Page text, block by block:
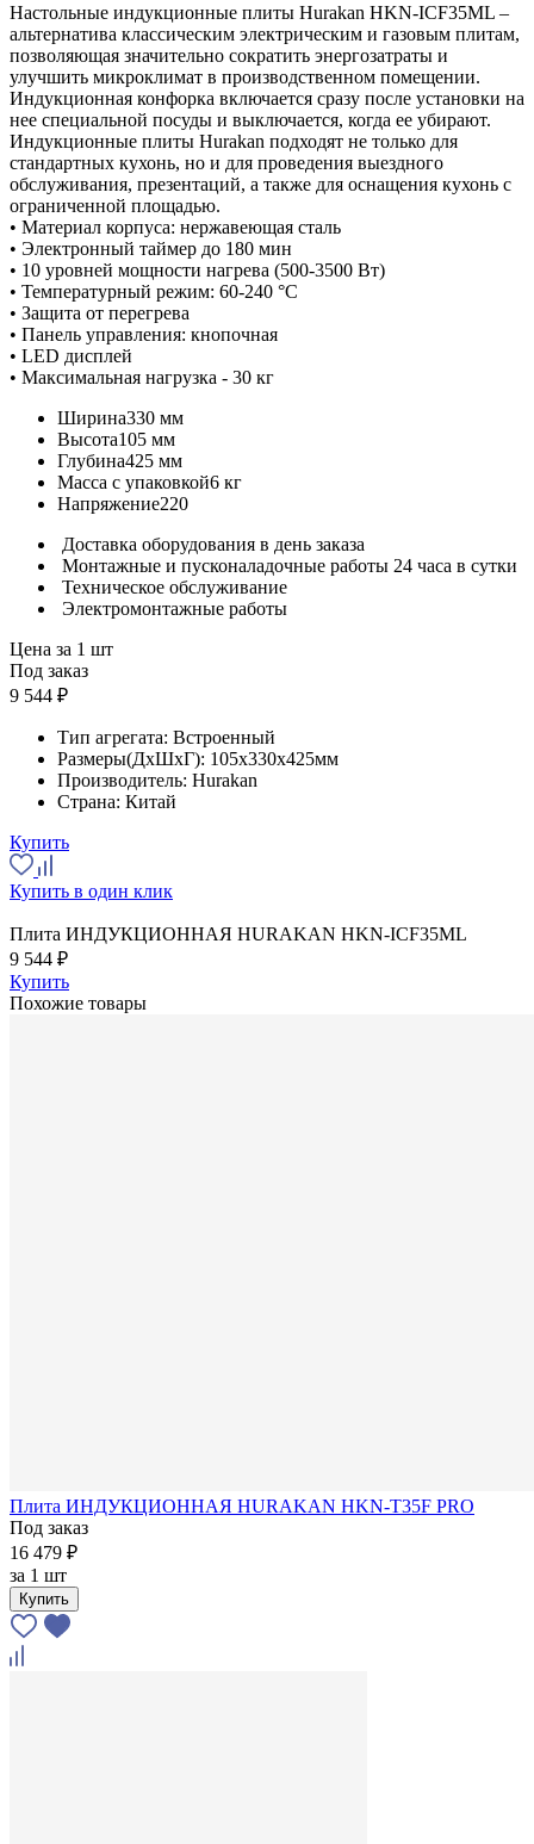
Настольные индукционные плиты Hurakan HKN-ICF35ML –
альтернатива классическим электрическим и газовым плитам,
позволяющая значительно сократить энергозатраты и
улучшить микроклимат в производственном помещении.
Индукционная конфорка включается сразу после установки на
нее специальной посуды и выключается, когда ее убирают.
Индукционные плиты Hurakan подходят не только для
стандартных кухонь, но и для проведения выездного
обслуживания, презентаций, а также для оснащения кухонь с
ограниченной площадью.
• Материал корпуса: нержавеющая сталь
• Электронный таймер до 180 мин
• 10 уровней мощности нагрева (500-3500 Вт)
• Температурный режим: 60-240 °С
• Защита от перегрева
• Панель управления: кнопочная
• LED дисплей
• Максимальная нагрузка - 30 кг
Ширина330 мм
Высота105 мм
Глубина425 мм
Масса с упаковкой6 кг
Напряжение220
Доставка оборудования в день заказа
Монтажные и пусконаладочные работы 24 часа в сутки
Техническое обслуживание
Электромонтажные работы
Цена за 1 шт
Под заказ
9 544 ₽
Тип агрегата: Встроенный
Размеры(ДхШхГ): 105x330x425мм
Производитель: Hurakan
Страна: Китай
Купить
Купить в один клик
Плита ИНДУКЦИОННАЯ HURAKAN HKN-ICF35ML
9 544 ₽
Купить
Похожие товары
Плита ИНДУКЦИОННАЯ HURAKAN HKN-T35F PRO
Под заказ
16 479 ₽
за 1 шт
Купить